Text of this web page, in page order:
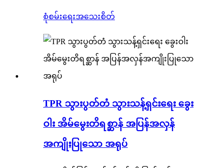
စုံစမ်းရေးအသေးစိတ်
TPR သွားပွတ်တံ သွားသန့်ရှင်းရေး ခွေး
ဝါး အိမ်မွေးတိရစ္ဆာန် အပြန်အလှန်
အကျိုးပြုသော အရုပ်